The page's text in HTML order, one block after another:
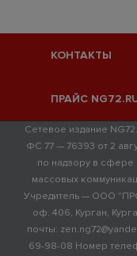
КОНТАКТЫ
ПРАЙС
Сетевое издание
ФС 77 — 76393 от 2
по надзору в сфере
массовых
Учредитель — ООО
оф. 406, Курган,
почты:
69-98-08 Номер